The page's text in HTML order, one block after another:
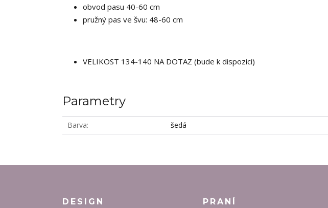
obvod pasu 40-60 cm
pružný pas ve švu: 48-60 cm
VELIKOST 134-140 NA DOTAZ (bude k dispozici)
Parametry
Barva šedá
DESIGN PRANÍ